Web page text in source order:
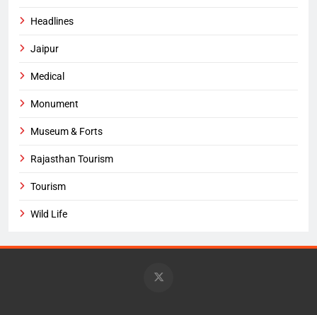
Headlines
Jaipur
Medical
Monument
Museum & Forts
Rajasthan Tourism
Tourism
Wild Life